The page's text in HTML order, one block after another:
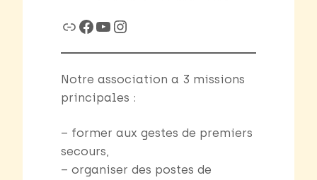
Link Facebook YouTube Instagram
Notre association a 3 missions
principales :
– former aux gestes de premiers
secours,
– organiser des postes de